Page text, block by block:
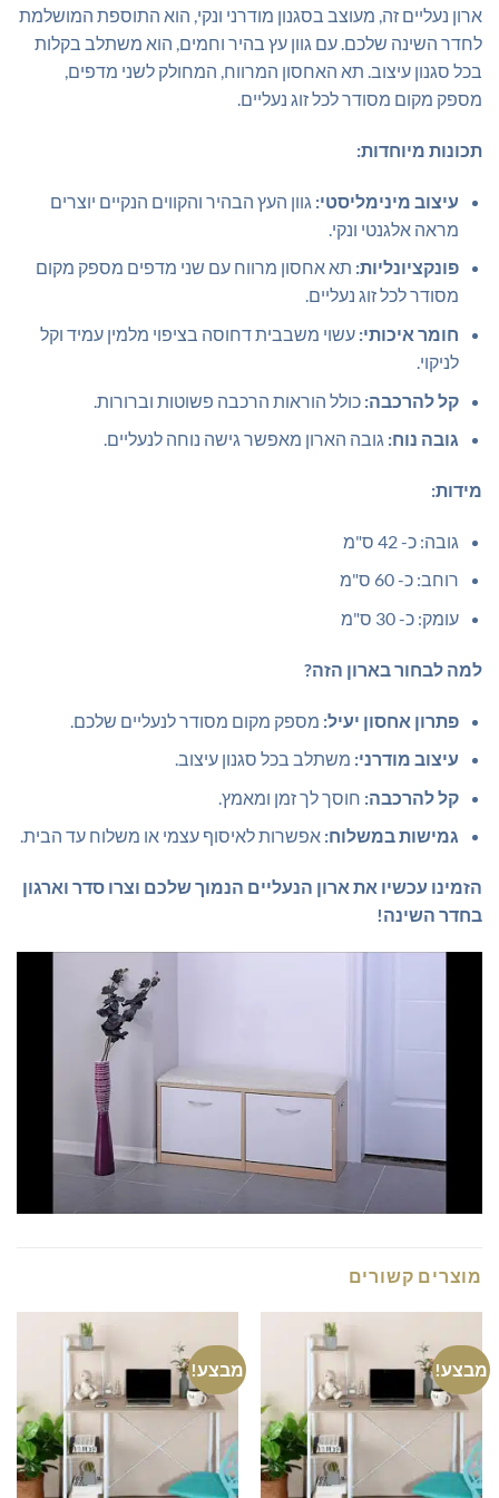
ארון נעליים זה, מעוצב בסגנון מודרני ונקי, הוא התוספת המושלמת
לחדר השינה שלכם. עם גוון עץ בהיר וחמים, הוא משתלב בקלות
בכל סגנון עיצוב. תא האחסון המרווח, המחולק לשני מדפים,
מספק מקום מסודר לכל זוג נעליים.
תכונות מיוחדות:
עיצוב מינימליסטי: גוון העץ הבהיר והקווים הנקיים יוצרים
מראה אלגנטי ונקי.
פונקציונליות: תא אחסון מרווח עם שני מדפים מספק מקום
מסודר לכל זוג נעליים.
חומר איכותי: עשוי משבבית דחוסה בציפוי מלמין עמיד וקל
לניקוי.
קל להרכבה: כולל הוראות הרכבה פשוטות וברורות.
גובה נוח: גובה הארון מאפשר גישה נוחה לנעליים.
מידות:
גובה: כ- 42 ס"מ
רוחב: כ- 60 ס"מ
עומק: כ- 30 ס"מ
למה לבחור בארון הזה?
פתרון אחסון יעיל: מספק מקום מסודר לנעליים שלכם.
עיצוב מודרני: משתלב בכל סגנון עיצוב.
קל להרכבה: חוסך לך זמן ומאמץ.
גמישות במשלוח: אפשרות לאיסוף עצמי או משלוח עד הבית.
הזמינו עכשיו את ארון הנעליים הנמוך שלכם וצרו סדר וארגון
בחדר השינה!
מוצרים קשורים
מבצע! מבצע!